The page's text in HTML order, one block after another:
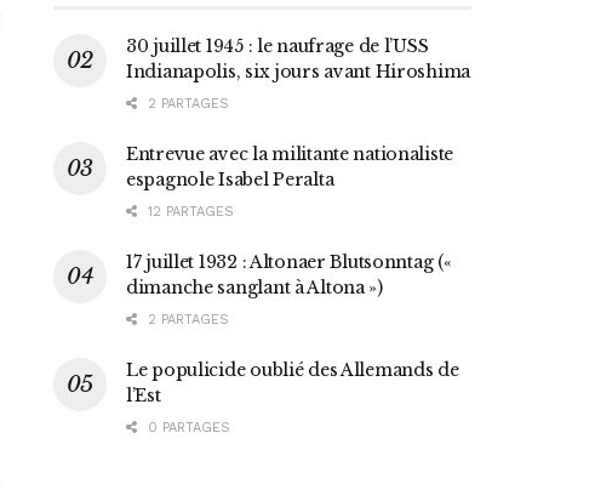
30 juillet 1945 : le naufrage de l’USS
Indianapolis, six jours avant Hiroshima
2 PARTAGES
Entrevue avec la militante nationaliste
espagnole Isabel Peralta
12 PARTAGES
17 juillet 1932 : Altonaer Blutsonntag («
dimanche sanglant à Altona »)
2 PARTAGES
Le populicide oublié des Allemands de
l’Est
0 PARTAGES